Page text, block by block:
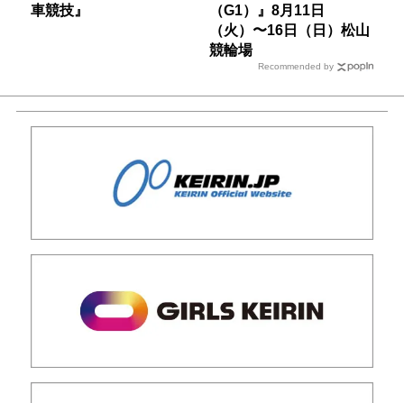
車競技』
（G1）』8月11日
（火）〜16日（日）松山
競輪場
Recommended by